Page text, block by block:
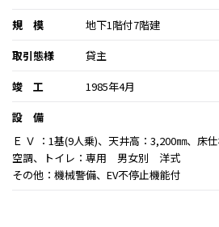
規 模
地下1階付7階建
取引態様
貸主
竣 工
1985年4月
設 備
Ｅ Ｖ ：1基(9人乗)、天井高：3,200㎜、床
空調、トイレ：専用 男女別 洋式
その他：機械警備、EV不停止機能付